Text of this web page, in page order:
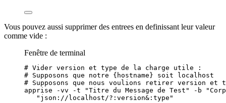
Vous pouvez aussi supprimer des entrees en definissant leur valeur
comme vide :
Fenêtre de terminal
# Vider version et type de la charge utile :
# Supposons que notre {hostname} soit localhost
# Supposons que nous voulions retirer version
apprise
-vv -t "Titre du Message de Test " -b "
" json://localhost/?:version&:type "